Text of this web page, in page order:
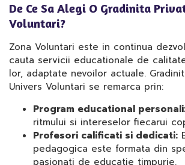
De Ce Sa Alegi O Gradinita
Voluntari?
Zona Voluntari este in continua
cauta servicii educationale de
lor, adaptate nevoilor actuale.
Univers Voluntari se remarca prin:
Program educational
ritmului si intereselor fiecarui
Profesori calificati si dedicati:
pedagogica este formata din
pasionati de educatie timpurie.